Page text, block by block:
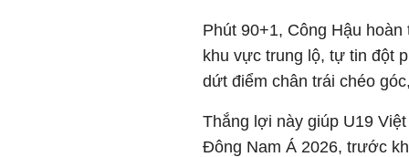
Phút 90+1, Công Hậu
khu vực trung lộ, tự tin đột
dứt điểm chân trái chéo
Thắng lợi này giúp U19
Đông Nam Á 2026, trước